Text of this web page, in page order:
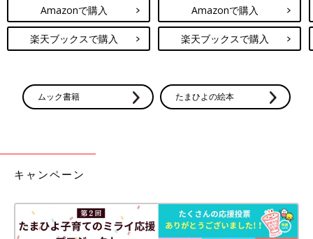
Amazonで購入
楽天ブックスで購入
Amazonで購入
楽天ブックスで購入
ムック書籍 たまひよの絵本
キャンペーン